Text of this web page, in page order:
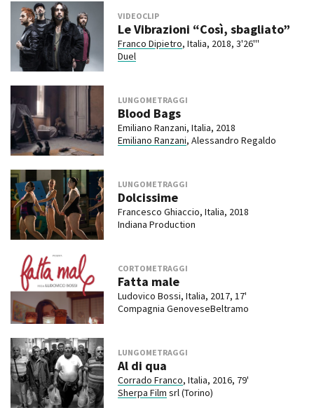
VIDEOCLIP
Le Vibrazioni “Così, sbagliato”
Franco Dipietro, Italia, 2018, 3'26'''
Duel
LUNGOMETRAGGI
Blood Bags
Emiliano Ranzani, Italia, 2018
Emiliano Ranzani, Alessandro Regaldo
LUNGOMETRAGGI
Dolcissime
Francesco Ghiaccio, Italia, 2018
Indiana Production
CORTOMETRAGGI
Fatta male
Ludovico Bossi, Italia, 2017, 17'
Compagnia GenoveseBeltramo
LUNGOMETRAGGI
Al di qua
Corrado Franco, Italia, 2016, 79'
Sherpa Film srl (Torino)